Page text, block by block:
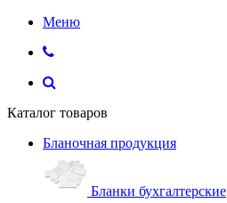
Меню
Каталог товаров
Бланочная продукция
Бланки бухгалтерские